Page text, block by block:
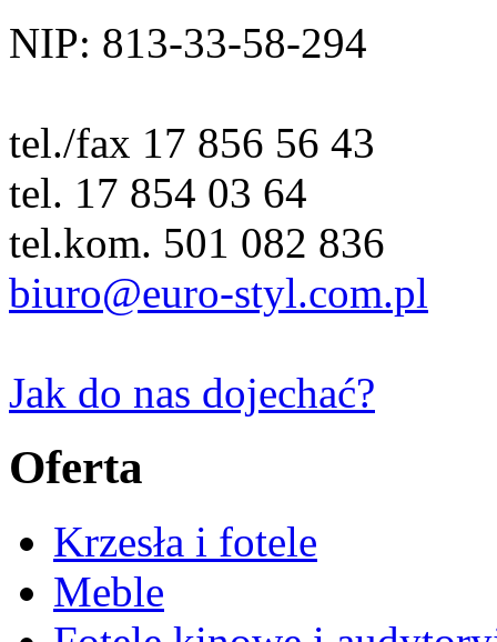
NIP: 813-33-58-294
tel./fax 17 856 56 43
tel. 17 854 03 64
tel.kom. 501 082 836
biuro@euro-styl.com.pl
Jak do nas dojechać?
Oferta
Krzesła i fotele
Meble